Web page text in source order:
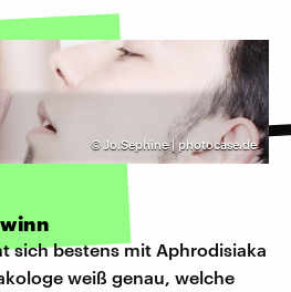
© Jo.Sephine | photocase.de
sich bestens mit Aphrodisiaka
weiß genau, welche